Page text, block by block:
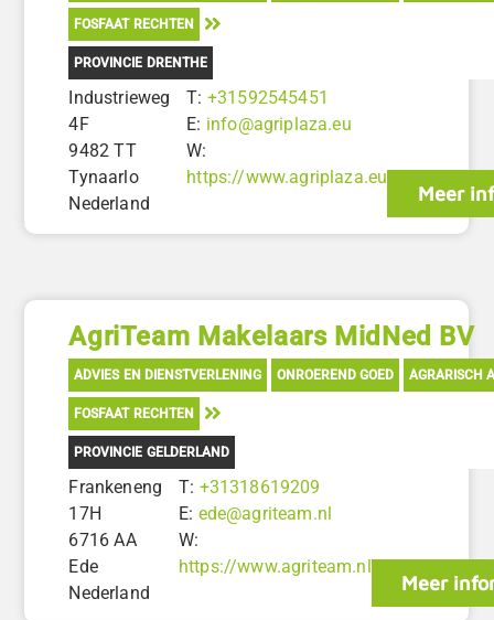
FOSFAAT RECHTEN
PROVINCIE DRENTHE
Industrieweg
4F
9482 TT
Tynaarlo
Nederland
T: +31592545451
E: info@agriplaza.eu
W:
https://www.agriplaza.eu
Meer
AgriTeam Makelaars MidNed BV
ADVIES EN DIENSTVERLENING ONROEREND GOED AGRARISCH
FOSFAAT RECHTEN
PROVINCIE GELDERLAND
Frankeneng
17H
6716 AA
Ede
Nederland
T: +31318619209
E: ede@agriteam.nl
W:
https://www.agriteam.nl
Meer